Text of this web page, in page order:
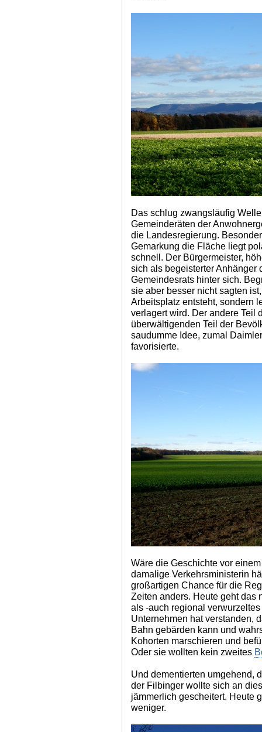
Das schlug zwangsläufig
Gemeinderäten der
die Landesregierung.
Gemarkung die Fläche liegt
schnell. Der Bürgermeister,
sich als begeisterter Anhänger
Gemeindesrats hinter sich.
sie aber besser nicht sagten
Arbeitsplatz entsteht, sondern
verlagert wird. Der andere Teil
überwältigenden Teil der
saudumme Idee, zumal
favorisierte.
Wäre die Geschichte vor
damalige Verkehrsministerin
großartigen Chance für die
Zeiten anders. Heute geht das
als -auch regional
Unternehmen hat verstanden,
Bahn gebärden kann und
Kohorten marschieren und
Oder sie wollten kein zweites
Und dementierten umgehend,
der Filbinger wollte sich an
jämmerlich gescheitert. Heute
weniger.